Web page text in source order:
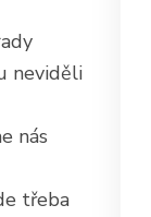
neviděli
nás
třeba